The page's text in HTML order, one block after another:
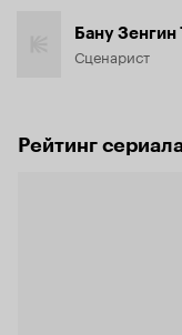
Бану Зенгин
Сценарист
Рейтинг